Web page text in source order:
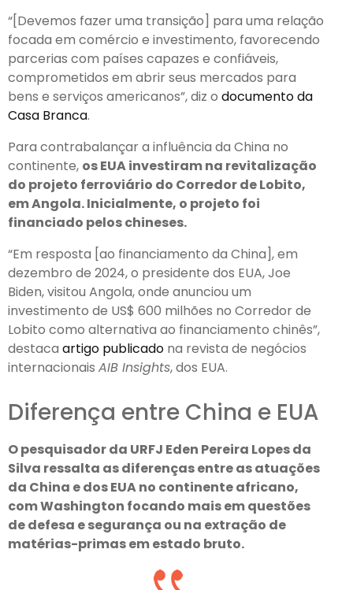
“[Devemos fazer uma transição] para uma relação
focada em comércio e investimento, favorecendo
parcerias com países capazes e confiáveis,
comprometidos em abrir seus mercados para
bens e serviços americanos”, diz o documento da
Casa Branca.
Para contrabalançar a influência da China no
continente, os EUA investiram na revitalização
do projeto ferroviário do Corredor de Lobito,
em Angola. Inicialmente, o projeto foi
financiado pelos chineses.
“Em resposta [ao financiamento da China], em
dezembro de 2024, o presidente dos EUA, Joe
Biden, visitou Angola, onde anunciou um
investimento de US$ 600 milhões no Corredor de
Lobito como alternativa ao financiamento chinês”,
destaca artigo publicado na revista de negócios
internacionais AIB Insights, dos EUA.
Diferença entre China e EUA
O pesquisador da URFJ Eden Pereira Lopes da
Silva ressalta as diferenças entre as atuações
da China e dos EUA no continente africano,
com Washington focando mais em questões
de defesa e segurança ou na extração de
matérias-primas em estado bruto.